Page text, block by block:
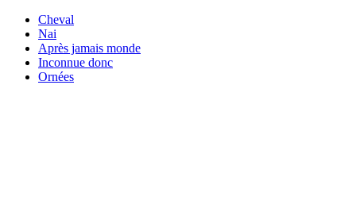
Cheval
Nai
Après jamais monde
Inconnue donc
Ornées